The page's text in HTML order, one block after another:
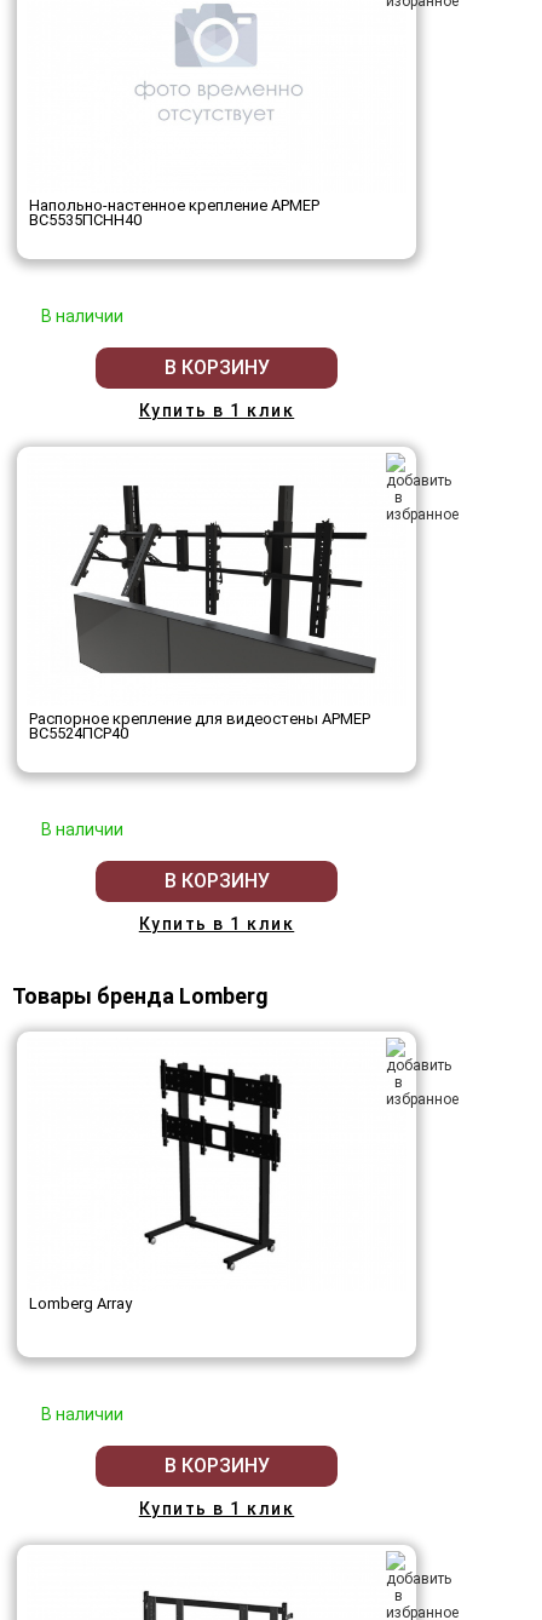
Напольно-настенное крепление АРМЕР
ВС5535ПСНН40
В наличии
В КОРЗИНУ
Купить в 1 клик
Распорное крепление для видеостены АРМЕР
ВС5524ПСР40
В наличии
В КОРЗИНУ
Купить в 1 клик
Товары бренда Lomberg
Lomberg Array
В наличии
В КОРЗИНУ
Купить в 1 клик